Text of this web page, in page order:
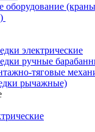
оборудование
электрические
ручные
тяговые
рычажные)